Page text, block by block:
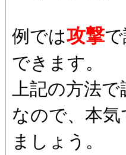
例では攻撃
できます。
上記の方法
なので、本
ましょう。